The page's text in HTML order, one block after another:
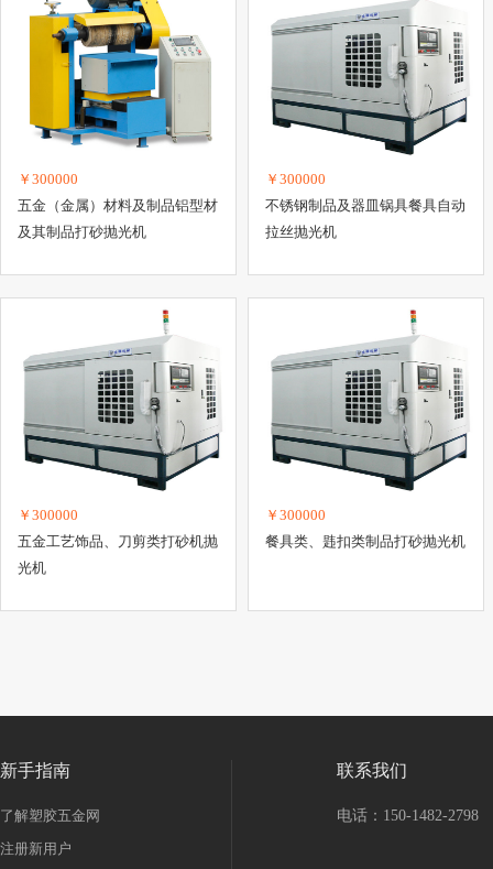
￥300000
五金（金属）材料及制品铝型材
及其制品打砂抛光机
￥300000
不锈钢制品及器皿锅具餐具自动
拉丝抛光机
￥300000
五金工艺饰品、刀剪类打砂机抛
光机
￥300000
餐具类、韪扣类制品打砂抛光机
新手指南
了解塑胶五金网
注册新用户
联系我们
电话：150-1482-2798